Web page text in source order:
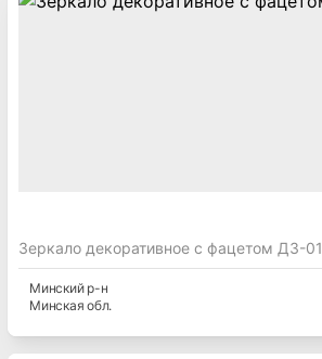
Зеркало декоративное с фацетом Д3-01
Минскийр-н
Минская обл.